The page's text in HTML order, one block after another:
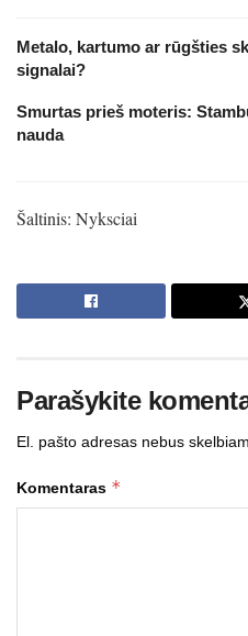
Metalo, kartumo ar rūgšties
signalai?
Smurtas prieš moteris:
nauda
Šaltinis: Nyksciai
Parašykite
El. pašto adresas nebus
Komentaras *